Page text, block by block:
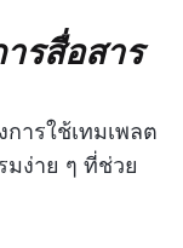
รสื่อสาร
ารใช้เทมเพลต
ง่าย ๆ ที่ช่วย